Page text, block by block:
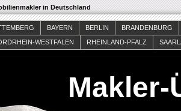
in Deutschland
BAYERN BERLIN
BRANDENBURG
WESTFALEN RHEINLAND-PFALZ
Makler-